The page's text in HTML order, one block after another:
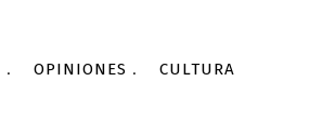
OPINIONES CULTURA